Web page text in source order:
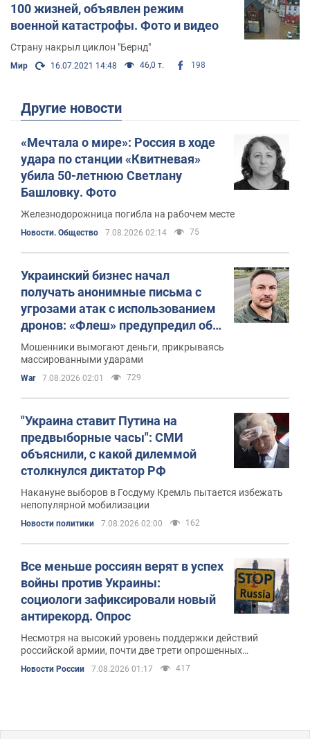
100 жизней, объявлен режим
военной катастрофы. Фото и видео
Страну накрыл циклон "Бернд"
Мир 16.07.2021 14:48 46,0 т. 198
Другие новости
«Мечтала о мире»: Россия в ходе
удара по станции «Квитневая»
убила 50-летнюю Светлану
Башловку. Фото
Железнодорожница погибла на рабочем месте
Новости. Общество 7.08.2026 02:14 75
Украинский бизнес начал
получать анонимные письма с
угрозами атак с использованием
дронов: «Флеш» предупредил об
опасности
Мошенники вымогают деньги, прикрываясь
массированными ударами
War 7.08.2026 02:01 729
"Украина ставит Путина на
предвыборные часы": СМИ
объяснили, с какой дилеммой
столкнулся диктатор РФ
Накануне выборов в Госдуму Кремль пытается избежать
непопулярной мобилизации
Новости политики 7.08.2026 02:00 162
Все меньше россиян верят в успех
войны против Украины:
социологи зафиксировали новый
антирекорд. Опрос
Несмотря на высокий уровень поддержки действий
российской армии, почти две трети опрошенных
выступают за начало мирных переговоров
Новости России 7.08.2026 01:17 417